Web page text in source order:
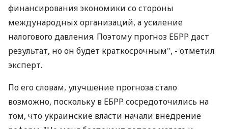
финансирования экономики со стороны
международных организаций, а усиление
налогового давления. Поэтому прогноз ЕБРР даст
результат, но он будет краткосрочным", - отметил
эксперт.
По его словам, улучшение прогноза стало
возможно, поскольку в ЕБРР сосредоточились на
том, что украинские власти начали внедрение